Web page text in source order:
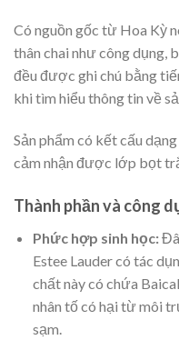
Có nguồn gốc từ Hoa Kỳ
thân chai như công dụng,
đều được ghi chú bằng
khi tìm hiểu thông tin về
Sản phẩm có kết cấu
cảm nhận được lớp bọt
Thành phần và công
Phức hợp sinh học:
Estee Lauder có tác
chất này có chứa
nhân tố có hại từ môi
sạm.